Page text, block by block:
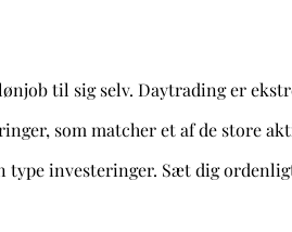
til sig selv. Daytrading er
som matcher et af de store
type investeringer. Sæt dig